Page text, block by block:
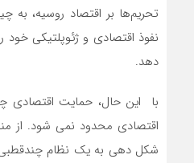
تحریم‌ها بر اقتصاد روسیه، به
نفوذ اقتصادی و ژئوپلتیکی
دهد.
با این حال، حمایت اقتصادی
اقتصادی محدود نمی شود. از
شکل دهی به یک نظام